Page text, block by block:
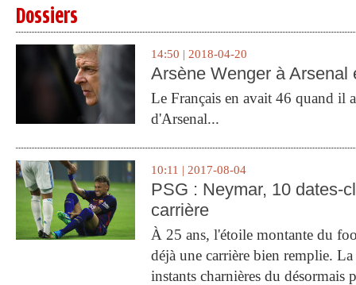
Dossiers
14:50 | 2018-04-20
Arsène Wenger à Arsenal
Le Français en avait 46 quand il
d'Arsenal...
10:11 | 2017-08-04
PSG : Neymar, 10 dates-
carrière
À 25 ans, l'étoile montante du
déjà une carrière bien remplie.
instants charnières du désormais